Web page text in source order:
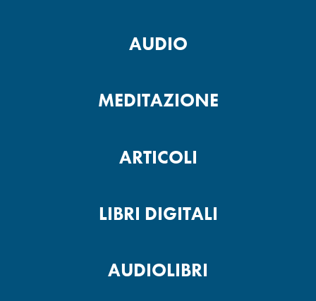
AUDIO
MEDITAZIONE
ARTICOLI
LIBRI DIGITALI
AUDIOLIBRI